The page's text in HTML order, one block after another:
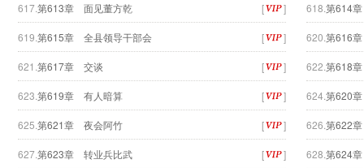
617.第613章 面见董方乾 [ ] 618. 第614
619. 第615章 全县领导干部会 [ ] 620. 第616
621. 第617章 交谈 [ ] 622. 第618
623. 第619章 有人暗算 [ ] 624. 第620
625. 第621章 夜会阿竹 [ ] 626. 第622
627.第623章 转业兵比武 [ ] 628. 第624